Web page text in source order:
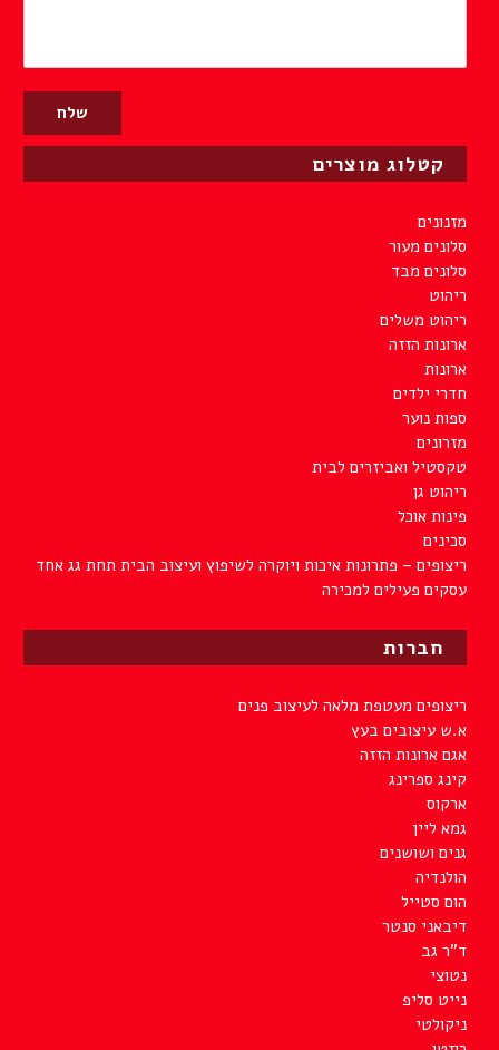
קטלוג מוצרים
מזנונים
סלונים מעור
סלונים מבד
ריהוט
ריהוט משלים
ארונות הזזה
ארונות
חדרי ילדים
ספות נוער
מזרונים
טקסטיל ואביזרים לבית
ריהוט גן
פינות אוכל
סכינים
ריצופים – פתרונות איכות ויוקרה לשיפוץ ועיצוב הבית תחת גג אחד
עסקים פעילים למכירה
חברות
ריצופים מעטפת מלאה לעיצוב פנים
א.ש עיצובים בעץ
אגם ארונות הזזה
קינג ספרינג
ארקוס
גמא ליין
גנים ושושנים
הולנדיה
הום סטייל
דיבאני סנטר
ד"ר גב
נטוצי
נייט סליפ
ניקולטי